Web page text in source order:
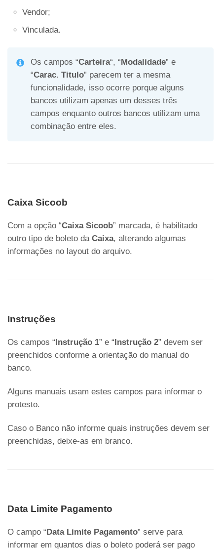
Vendor;
Vinculada.
Os campos “Carteira“, “ Modalidade” e
“Carac. Titulo” parecem ter a mesma
funcionalidade, isso ocorre porque alguns
bancos utilizam apenas um desses três
campos enquanto outros bancos utilizam uma
combinação entre eles.
Caixa Sicoob
Com a opção “Caixa Sicoob” marcada, é habilitado
outro tipo de boleto da Caixa, alterando algumas
informações no layout do arquivo.
Instruções
Os campos “ Instrução 1” e “ Instrução 2” devem ser
preenchidos conforme a orientação do manual do
banco.
Alguns manuais usam estes campos para informar o
protesto.
Caso o Banco não informe quais instruções devem ser
preenchidas, deixe-as em branco.
Data Limite Pagamento
O campo “ Data Limite Pagamento” serve para
informar em quantos dias o boleto poderá ser pago